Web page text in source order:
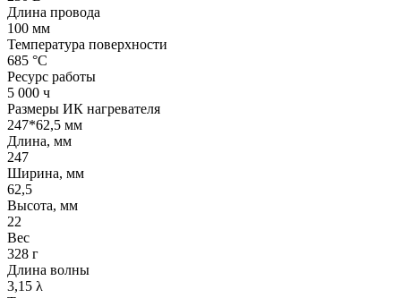
Длина провода
100 мм
Температура поверхности
685 °С
Ресурс работы
5 000 ч
Размеры ИК нагревателя
247*62,5 мм
Длина, мм
247
Ширина, мм
62,5
Высота, мм
22
Вес
328 г
Длина волны
3,15 λ